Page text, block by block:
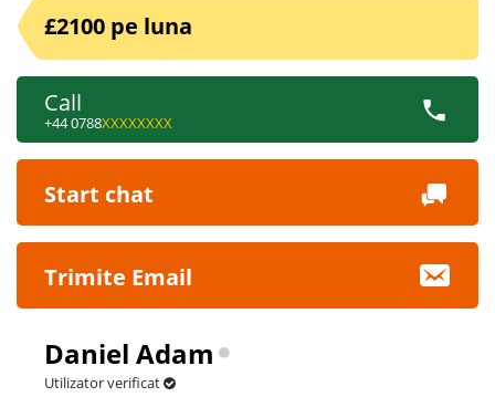
£2100 pe luna
Call
+44 0788XXXXXXXX
Start chat
Trimite Email
Daniel Adam
Utilizator verificat